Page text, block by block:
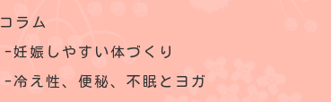
コラム
妊娠しやすい体づくり
冷え性、便秘、不眠とヨガ